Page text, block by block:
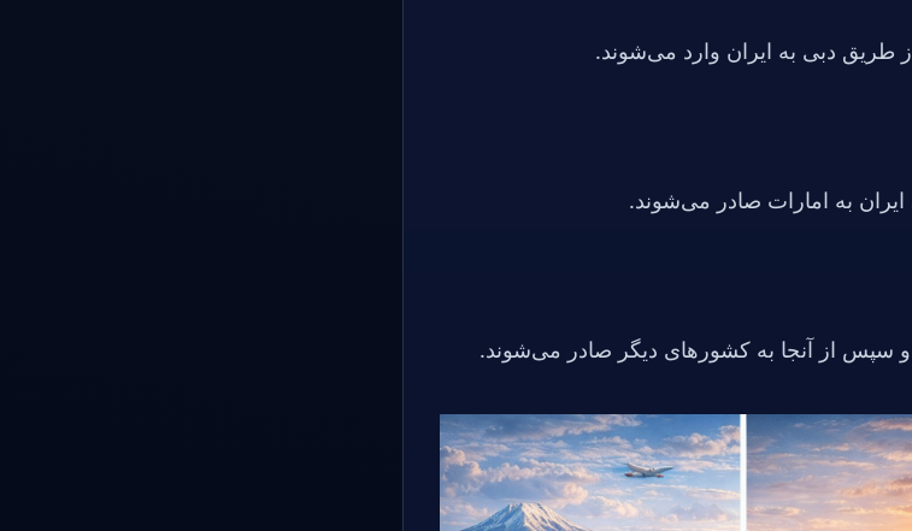
طریق دبی به ایران وارد می‌شوند.
به امارات صادر می‌شوند.
و سپس از آنجا به کشورهای دیگر صادر می‌شوند.